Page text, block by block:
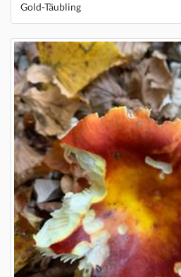
Gold-Täubling